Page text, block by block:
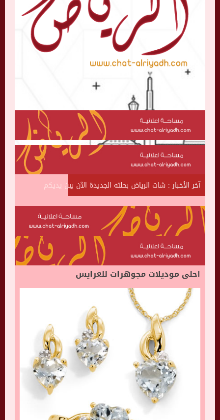
آخر الأخبار : شات الرياض بحلته الجديدة الن بين يديكم
احلى موديلات مجوهرات للعرايس